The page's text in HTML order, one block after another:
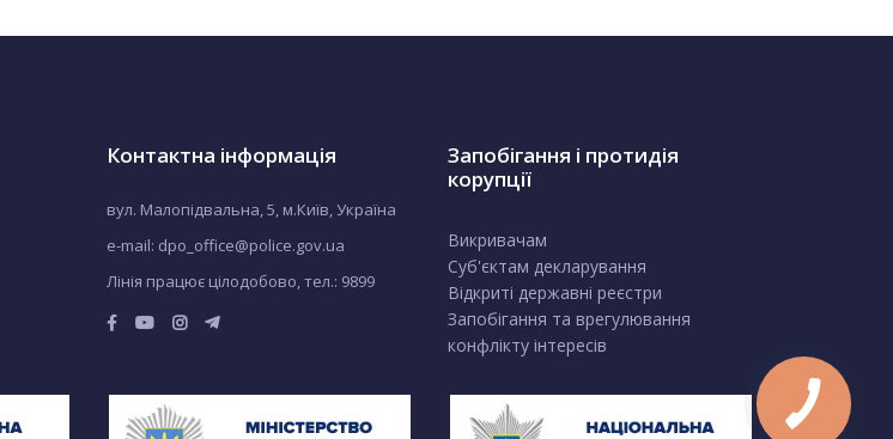
Контактна інформація
вул. Малопідвальна, 5, м.Київ, Україна
e-mail: dpo_office@police.gov.ua
Лінія працює цілодобово, тел.: 9899
Запобігання і протидія
корупції
Викривачам
Суб'єктам декларування
Відкриті державні реєстри
Запобігання та врегулювання
конфлікту інтересів